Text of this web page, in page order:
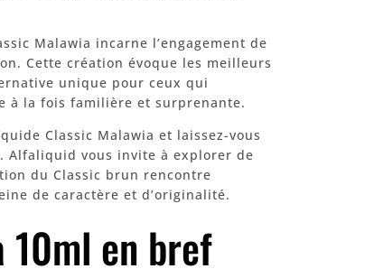
Malawia incarne l’engagement de
Cette création évoque les meilleurs
unique pour ceux qui
à la fois familière et surprenante.
Classic Malawia et laissez-vous
Alfaliquid vous invite à explorer de
du Classic brun rencontre
de caractère et d’originalité.
en bref